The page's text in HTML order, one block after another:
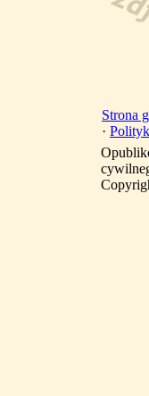
Strona
·